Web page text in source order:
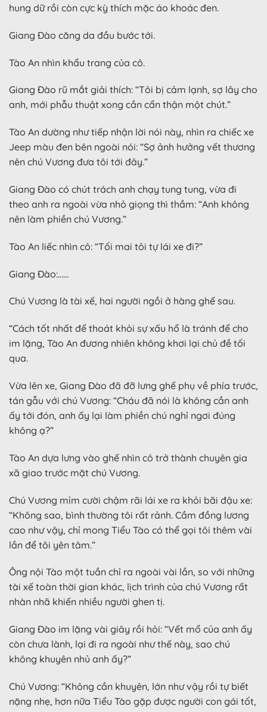
hung dữ rồi còn cực kỳ thích mặc áo khoác đen.
Giang Đào căng da đầu bước tới.
Tào An nhìn khẩu trang của cô.
Giang Đào rũ mắt giải thích: “Tôi bị cảm lạnh, sợ lây cho
anh, mới phẫu thuật xong cần cẩn thận một chút.”
Tào An dường như tiếp nhận lời nói này, nhìn ra chiếc xe
Jeep màu đen bên ngoài nói: “Sợ ảnh hưởng vết thương
nên chú Vương đưa tôi tới đây.”
Giang Đào có chút trách anh chạy tung tung, vừa đi
theo anh ra ngoài vừa nhỏ giọng thì thầm: “Anh không
nên làm phiền chú Vương.”
Tào An liếc nhìn cô: “Tối mai tôi tự lái xe đi?”
Giang Đào:……
Chú Vương là tài xế, hai người ngồi ở hàng ghế sau.
“Cách tốt nhất để thoát khỏi sự xấu hổ là tránh để cho
im lặng, Tào An đương nhiên không khơi lại chủ đề tối
qua.
Vừa lên xe, Giang Đào đã đỡ lưng ghế phụ về phía trước,
tán gẫu với chú Vương: “Cháu đã nói là không cần anh
ấy tới đón, anh ấy lại làm phiền chú nghỉ ngơi đúng
không ạ?”
Tào An dựa lưng vào ghế nhìn cô trở thành chuyên gia
xã giao trước mặt chú Vương.
Chú Vương mỉm cười chậm rãi lái xe ra khỏi bãi đậu xe:
“Không sao, bình thường tôi rất rảnh. Cầm đồng lương
cao như vậy, chỉ mong Tiểu Tào có thể gọi tôi thêm vài
lần để tôi yên tâm.”
Ông nội Tào một tuần chỉ ra ngoài vài lần, so với những
tài xế toàn thời gian khác, lịch trình của chú Vương rất
nhàn nhã khiến nhiều người ghen tị.
Giang Đào im lặng vài giây rồi hỏi: “Vết mổ của anh ấy
còn chưa lành, lại đi ra ngoài như thế này, sao chú
không khuyên nhủ anh ấy?”
Chú Vương: “Không cần khuyên, lớn như vậy rồi tự biết
nặng nhẹ, hơn nữa Tiểu Tào gặp được người con gái tốt,